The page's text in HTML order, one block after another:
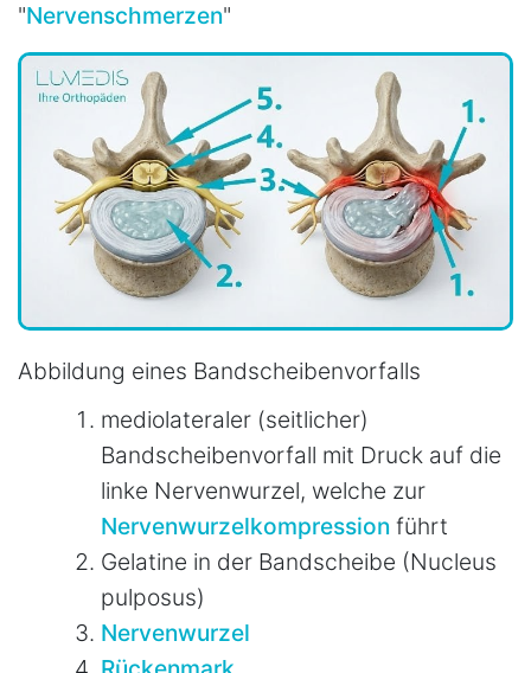
"Nervenschmerzen"
Abbildung eines Bandscheibenvorfalls
mediolateraler (seitlicher)
Bandscheibenvorfall mit Druck auf die
linke Nervenwurzel, welche zur
Nervenwurzelkompression führt
Gelatine in der Bandscheibe (Nucleus
pulposus)
Nervenwurzel